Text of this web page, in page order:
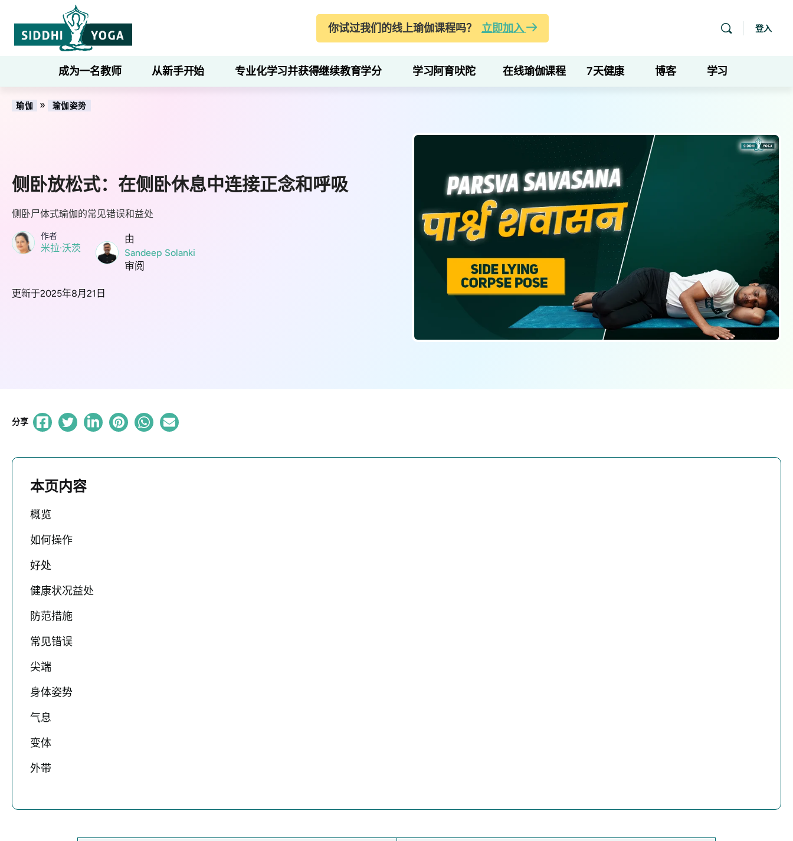
你试过我们的线上瑜伽课程吗？ 立即加入 登入
成为一名教师 从新手开始 专业化学习并获得继续教育学分 学习阿育吠陀 在线瑜伽课程 7天健康 博客 学习
瑜伽 » 瑜伽姿势
侧卧放松式：在侧卧休息中连接正念和呼吸
侧卧尸体式瑜伽的常见错误和益处
作者
米拉·沃茨
由
Sandeep Solanki
审阅
更新于2025年8月21日
分享
本页内容
概览
如何操作
好处
健康状况益处
防范措施
常见错误
尖端
身体姿势
气息
变体
外带